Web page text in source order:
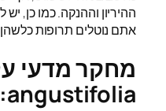
ההיריון וההנקה. כמו כן,
אתם נוטלים תרופות
angustifolia: